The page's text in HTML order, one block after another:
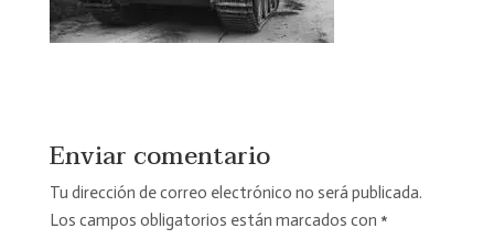
Enviar comentario
Tu dirección de correo electrónico no será publicada.
Los campos obligatorios están marcados con *